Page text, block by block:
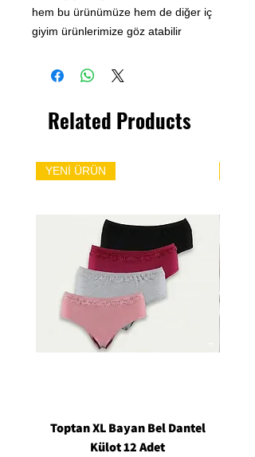
hem bu ürünümüze hem de diğer iç
giyim ürünlerimize göz atabilir
Related Products
YENİ ÜRÜN
Toptan XL Bayan Bel Dantel
Külot 12 Adet